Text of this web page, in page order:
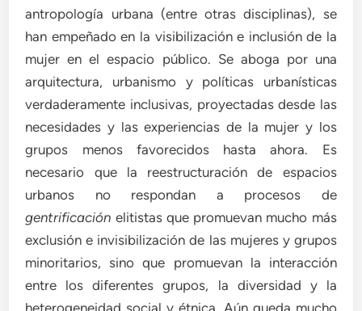
antropología urbana (entre otras disciplinas), se
han empeñado en la visibilización e inclusión de la
mujer en el espacio público. Se aboga por una
arquitectura, urbanismo y políticas urbanísticas
verdaderamente inclusivas, proyectadas desde las
necesidades y las experiencias de la mujer y los
grupos menos favorecidos hasta ahora. Es
necesario que la reestructuración de espacios
urbanos no respondan a procesos de
gentrificación elitistas que promuevan mucho más
exclusión e invisibilización de las mujeres y grupos
minoritarios, sino que promuevan la interacción
entre los diferentes grupos, la diversidad y la
heterogeneidad social y étnica. Aún queda mucho